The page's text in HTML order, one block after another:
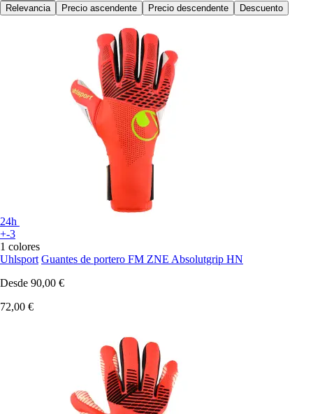
Relevancia
Precio ascendente Precio descendente Descuento
24h
+-3
1 colores
Uhlsport Guantes de portero FM ZNE Absolutgrip HN
Desde 90,00 €
72,00 €